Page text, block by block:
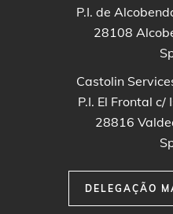
P.I. de
28108
Castolin
P.I. El Frontal
28816
DELEGAÇÃO